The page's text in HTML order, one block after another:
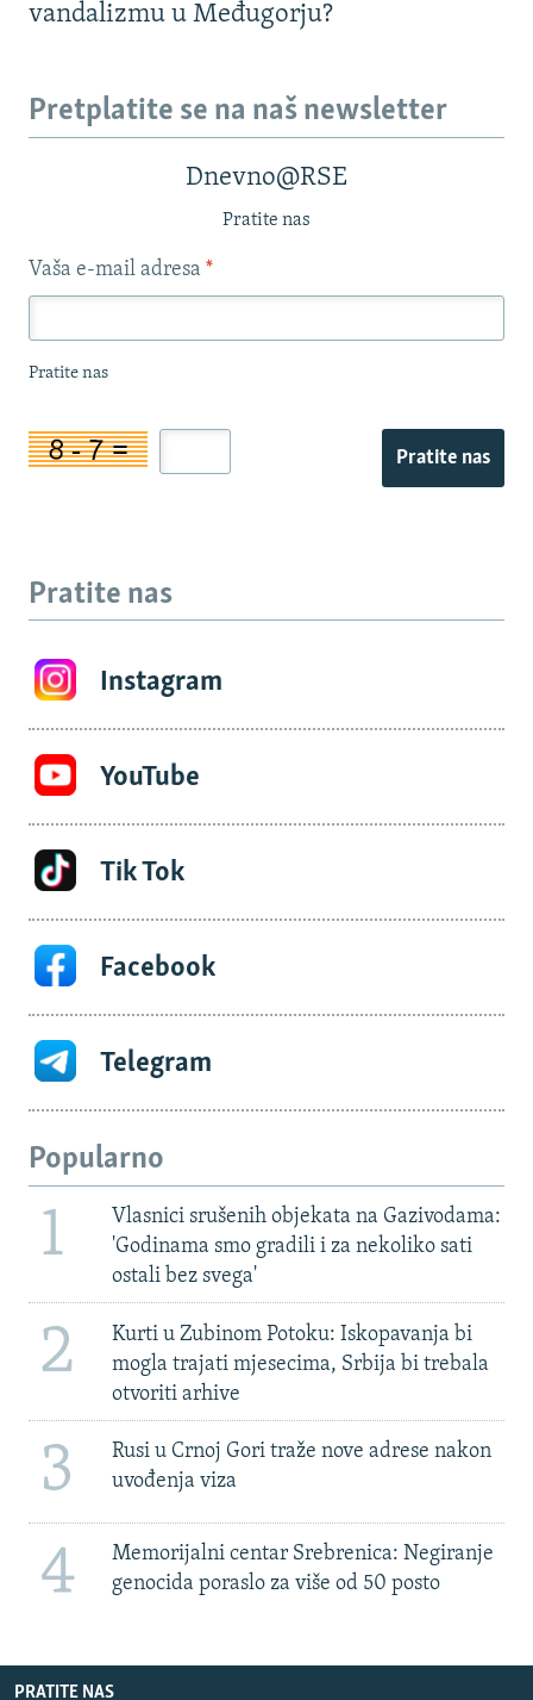
vandalizmu u Međugorju?
Pretplatite se na naš newsletter
Dnevno@RSE
Pratite nas
Vaša e-mail adresa *
Pratite nas
Pratite nas
Pratite nas
Instagram
YouTube
Tik Tok
Facebook
Telegram
Popularno
1
Vlasnici srušenih objekata na Gazivodama:
'Godinama smo gradili i za nekoliko sati
ostali bez svega'
2
Kurti u Zubinom Potoku: Iskopavanja bi
mogla trajati mjesecima, Srbija bi trebala
otvoriti arhive
3
Rusi u Crnoj Gori traže nove adrese nakon
uvođenja viza
4
Memorijalni centar Srebrenica: Negiranje
genocida poraslo za više od 50 posto
PRATITE NAS